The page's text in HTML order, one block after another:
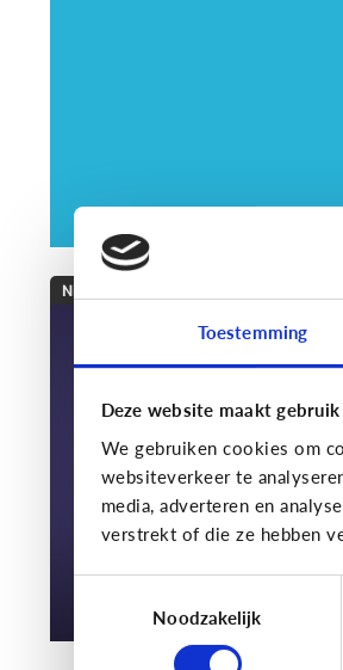
Toestemming
Deze website maakt
We gebruiken cookies om
websiteverkeer te
media, adverteren en
verstrekt of die ze hebben
Noodzakelijk
Nieuws en informatie
7 tips om met je kind
te praten over